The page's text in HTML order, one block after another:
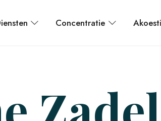
Concentratie